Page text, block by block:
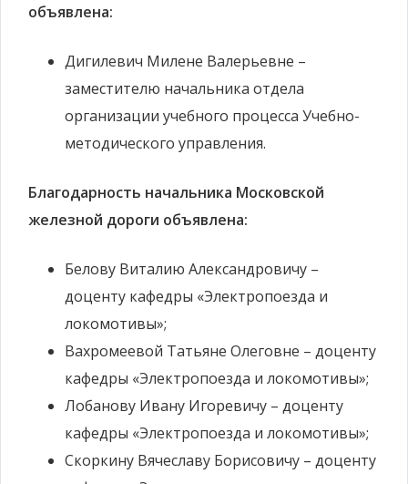
объявлена:
Дигилевич Милене Валерьевне –
заместителю начальника отдела
организации учебного процесса Учебно-
методического управления.
Благодарность начальника Московской
железной дороги объявлена:
Белову Виталию Александровичу –
доценту кафедры «Электропоезда и
локомотивы»;
Вахромеевой Татьяне Олеговне – доценту
кафедры «Электропоезда и локомотивы»;
Лобанову Ивану Игоревичу – доценту
кафедры «Электропоезда и локомотивы»;
Скоркину Вячеславу Борисовичу – доценту